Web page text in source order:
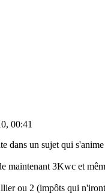
00:41
dans un sujet qui
maintenant 3Kwc et
ou 2 (impôts qui